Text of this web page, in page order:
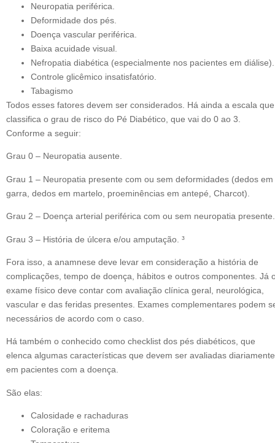
Neuropatia periférica.
Deformidade dos pés.
Doença vascular periférica.
Baixa acuidade visual.
Nefropatia diabética (especialmente nos pacientes em diálise).
Controle glicêmico insatisfatório.
Tabagismo
Todos esses fatores devem ser considerados. Há ainda a escala que
classifica o grau de risco do Pé Diabético, que vai do 0 ao 3.
Conforme a seguir:
Grau 0 – Neuropatia ausente.
Grau 1 – Neuropatia presente com ou sem deformidades (dedos em
garra, dedos em martelo, proeminências em antepé, Charcot).
Grau 2 – Doença arterial periférica com ou sem neuropatia presente.
Grau 3 – História de úlcera e/ou amputação. ³
Fora isso, a anamnese deve levar em consideração a história de
complicações, tempo de doença, hábitos e outros componentes. Já
exame físico deve contar com avaliação clínica geral, neurológica,
vascular e das feridas presentes. Exames complementares podem
necessários de acordo com o caso.
Há também o conhecido como checklist dos pés diabéticos, que
elenca algumas características que devem ser avaliadas diariamente
em pacientes com a doença.
São elas:
Calosidade e rachaduras
Coloração e eritema